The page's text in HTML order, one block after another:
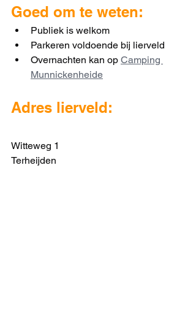
Goed om te weten:
Publiek is welkom
Parkeren voldoende bij lierveld
Overnachten kan op Camping
Munnickenheide
Adres lierveld:
Witteweg 1
Terheijden